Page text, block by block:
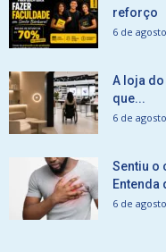
reforço
6 de
A loja
que...
6 de
Sentiu o
Entenda
6 de